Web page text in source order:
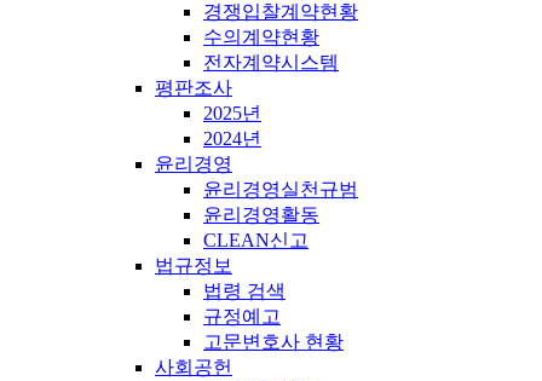
경쟁입찰계약현황
수의계약현황
전자계약시스템
평판조사
2025년
2024년
윤리경영
윤리경영실천규범
윤리경영활동
CLEAN신고
법규정보
법령 검색
규정예고
고문변호사 현황
사회공헌